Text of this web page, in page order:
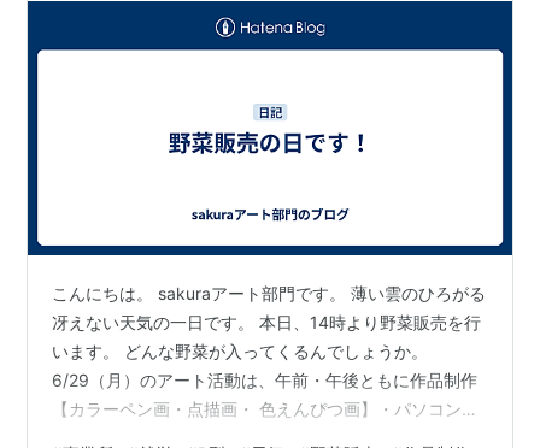
こんにちは。 sakuraアート部門です。 薄い雲のひろがる
冴えない天気の一日です。 本日、14時より野菜販売を行
います。 どんな野菜が入ってくるんでしょうか。
6/29（月）のアート活動は、午前・午後ともに作品制作
【カラーペン画・点描画・ 色えんぴつ画】・パソコン作